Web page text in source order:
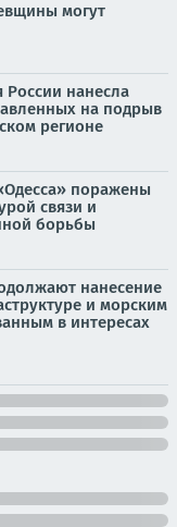
могут
нанесла
на подрыв
регионе
поражены
связи и
борьбы
нанесение
и морским
в интересах